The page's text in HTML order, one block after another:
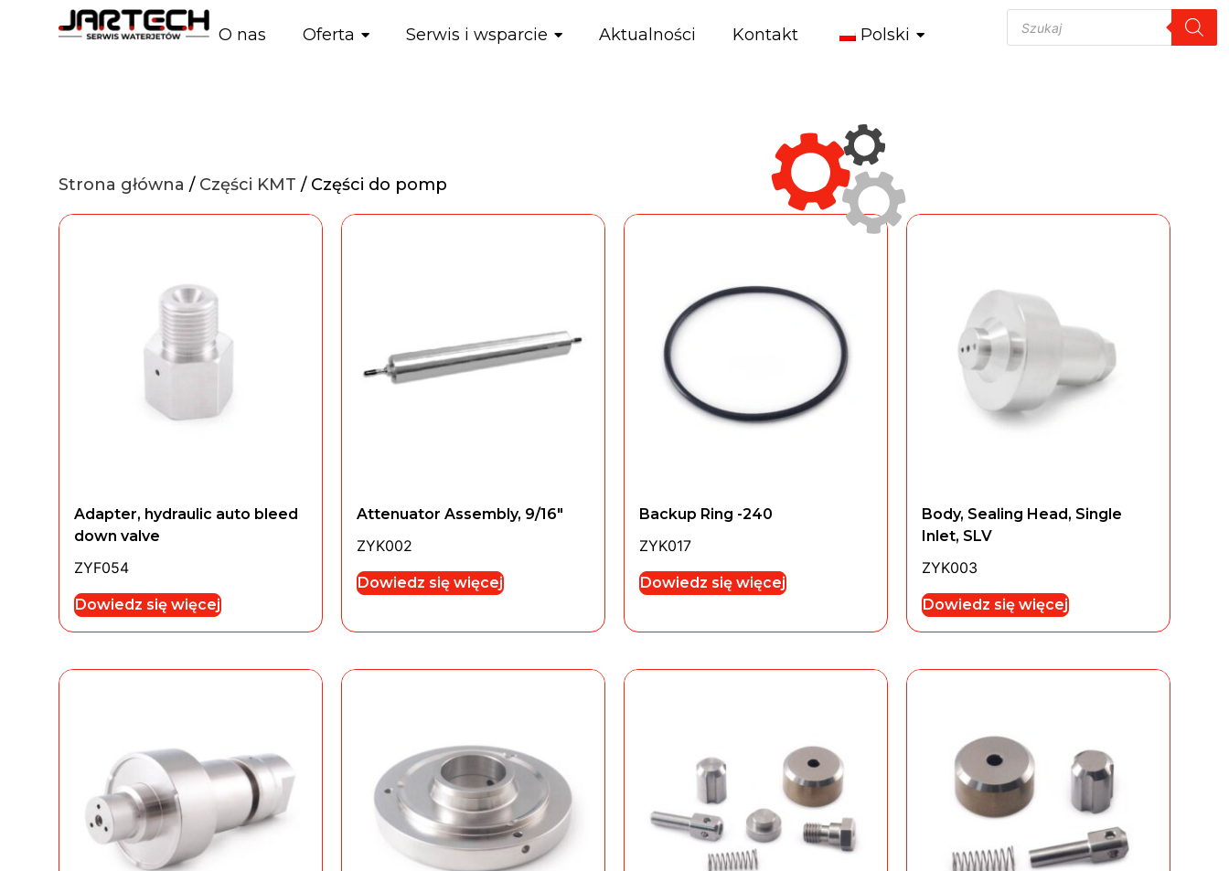
O nas Oferta Serwis i wsparcie Aktualności Kontakt Polski
Strona główna / Części KMT / Części do pomp
Adapter, hydraulic auto bleed
down valve
ZYF054
Dowiedz się więcej
Attenuator Assembly, 9/16″
ZYK002
Dowiedz się więcej
Backup Ring -240
ZYK017
Dowiedz się więcej
Body, Sealing Head, Single
Inlet, SLV
ZYK003
Dowiedz się więcej